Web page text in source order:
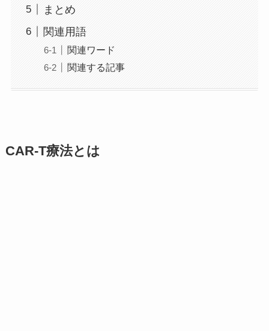
まとめ
関連用語
関連ワード
関連する記事
CAR-T療法とは